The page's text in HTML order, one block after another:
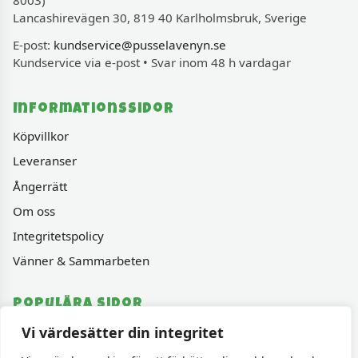
Vi värdesätter din integritet
Lancashirevägen 30, 819 40 Karlholmsbruk, Sverige
E-post: kundservice@pusselavenyn.se
Kundservice via e-post • Svar inom 48 h vardagar
Informationssidor
Köpvillkor
Leveranser
Ångerrätt
Om oss
Integritetspolicy
Vänner & Sammarbeten
Populära sidor
Varumärken